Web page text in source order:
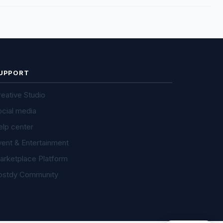
Studio
media
center
& Entertainment
Platform
Community